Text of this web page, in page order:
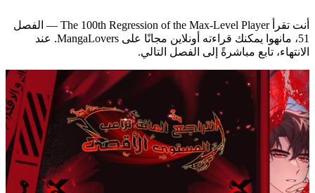
أنت تقرأ The 100th Regression of the Max-Level Player — الفصل
51، مانهوا يمكنك قراءته أونلاين مجانًا على MangaLovers.
عند
الانتهاء، تابع مباشرةً إلى الفصل التالي.